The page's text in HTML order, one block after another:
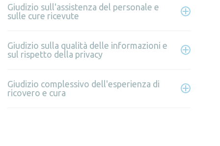
Giudizio sull'assistenza del personale e
sulle cure ricevute
Giudizio sulla qualità delle informazioni e
sul rispetto della privacy
Giudizio complessivo dell'esperienza di
ricovero e cura